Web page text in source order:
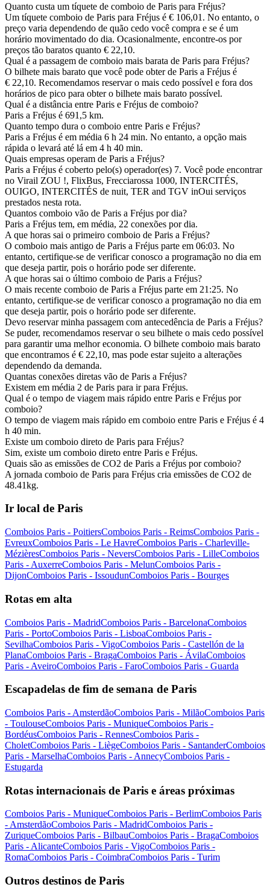
Quanto custa um tíquete de comboio de Paris para Fréjus?
Um tíquete comboio de Paris para Fréjus é € 106,01. No entanto, o
preço varia dependendo de quão cedo você compra e se é um
horário movimentado do dia. Ocasionalmente, encontre-os por
preços tão baratos quanto € 22,10.
Qual é a passagem de comboio mais barata de Paris para Fréjus?
O bilhete mais barato que você pode obter de Paris a Fréjus é
€ 22,10. Recomendamos reservar o mais cedo possível e fora dos
horários de pico para obter o bilhete mais barato possível.
Qual é a distância entre Paris e Fréjus de comboio?
Paris a Fréjus é 691,5 km.
Quanto tempo dura o comboio entre Paris e Fréjus?
Paris a Fréjus é em média 6 h 24 min. No entanto, a opção mais
rápida o levará até lá em 4 h 40 min.
Quais empresas operam de Paris a Fréjus?
Paris a Fréjus é coberto pelo(s) operador(es) 7. Você pode encontrar
no Virail ZOU !, FlixBus, Frecciarossa 1000, INTERCITÉS,
OUIGO, INTERCITÉS de nuit, TER and TGV inOui serviços
prestados nesta rota.
Quantos comboio vão de Paris a Fréjus por dia?
Paris a Fréjus tem, em média, 22 conexões por dia.
A que horas sai o primeiro comboio de Paris a Fréjus?
O comboio mais antigo de Paris a Fréjus parte em 06:03. No
entanto, certifique-se de verificar conosco a programação no dia em
que deseja partir, pois o horário pode ser diferente.
A que horas sai o último comboio de Paris a Fréjus?
O mais recente comboio de Paris a Fréjus parte em 21:25. No
entanto, certifique-se de verificar conosco a programação no dia em
que deseja partir, pois o horário pode ser diferente.
Devo reservar minha passagem com antecedência de Paris a Fréjus?
Se puder, recomendamos reservar o seu bilhete o mais cedo possível
para garantir uma melhor economia. O bilhete comboio mais barato
que encontramos é € 22,10, mas pode estar sujeito a alterações
dependendo da demanda.
Quantas conexões diretas vão de Paris a Fréjus?
Existem em média 2 de Paris para ir para Fréjus.
Qual é o tempo de viagem mais rápido entre Paris e Fréjus por
comboio?
O tempo de viagem mais rápido em comboio entre Paris e Fréjus é 4
h 40 min.
Existe um comboio direto de Paris para Fréjus?
Sim, existe um comboio direto entre Paris e Fréjus.
Quais são as emissões de CO2 de Paris a Fréjus por comboio?
A jornada comboio de Paris para Fréjus cria emissões de CO2 de
48.41kg.
Ir local de Paris
Comboios Paris - PoitiersComboios Paris - ReimsComboios Paris -
EvreuxComboios Paris - Le HavreComboios Paris - Charleville-
MézièresComboios Paris - NeversComboios Paris - LilleComboios
Paris - AuxerreComboios Paris - MelunComboios Paris -
DijonComboios Paris - IssoudunComboios Paris - Bourges
Rotas em alta
Comboios Paris - MadridComboios Paris - BarcelonaComboios
Paris - PortoComboios Paris - LisboaComboios Paris -
SevilhaComboios Paris - VigoComboios Paris - Castellón de la
PlanaComboios Paris - BragaComboios Paris - ÁvilaComboios
Paris - AveiroComboios Paris - FaroComboios Paris - Guarda
Escapadelas de fim de semana de Paris
Comboios Paris - AmsterdãoComboios Paris - MilãoComboios Paris
- ToulouseComboios Paris - MuniqueComboios Paris -
BordéusComboios Paris - RennesComboios Paris -
CholetComboios Paris - LiègeComboios Paris - SantanderComboios
Paris - MarselhaComboios Paris - AnnecyComboios Paris -
Estugarda
Rotas internacionais de Paris e áreas próximas
Comboios Paris - MuniqueComboios Paris - BerlimComboios Paris
- AmsterdãoComboios Paris - MadridComboios Paris -
ZuriqueComboios Paris - BilbauComboios Paris - BragaComboios
Paris - AlicanteComboios Paris - VigoComboios Paris -
RomaComboios Paris - CoimbraComboios Paris - Turim
Outros destinos de Paris